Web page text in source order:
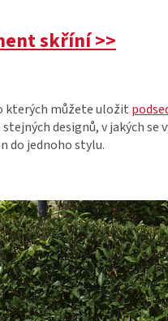
skříní >>
kterých můžete uložit
designů, v jakých se
do jednoho stylu.